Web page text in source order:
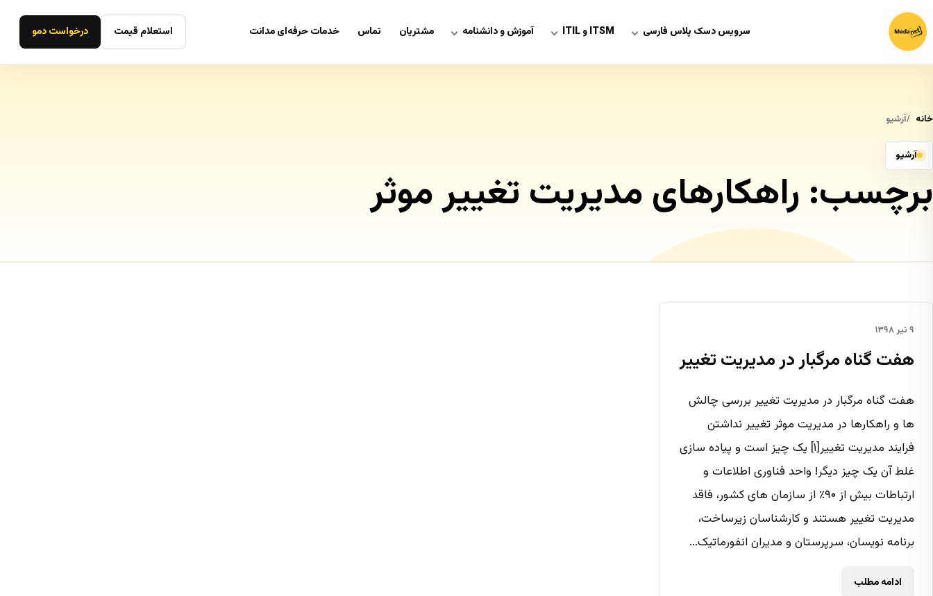
سرویس دسک پلاس فارسی ITSM و ITIL آموزش و دانشنامه مشتریان تماس خدمات حرفه‌ای مدانت استعلام قیمت درخواست دمو
خانه آرشیو
آرشیو
برچسب: راهکارهای مدیریت تغییر موثر
۹ تیر ۱۳۹۸
هفت گناه مرگبار در مدیریت تغییر
هفت گناه مرگبار در مدیریت تغییر بررسی چالش
ها و راهکارها در مدیریت موثر تغییر نداشتن
فرایند مدیریت تغییر[۱] یک چیز است و پیاده سازی
غلط آن یک چیز دیگر! واحد فناوری اطلاعات و
ارتباطات بیش از ۹۰٪ از سازمان های کشور، فاقد
مدیریت تغییر هستند و کارشناسان زیرساخت،
برنامه نویسان، سرپرستان و مدیران انفورماتیک...
ادامه مطلب